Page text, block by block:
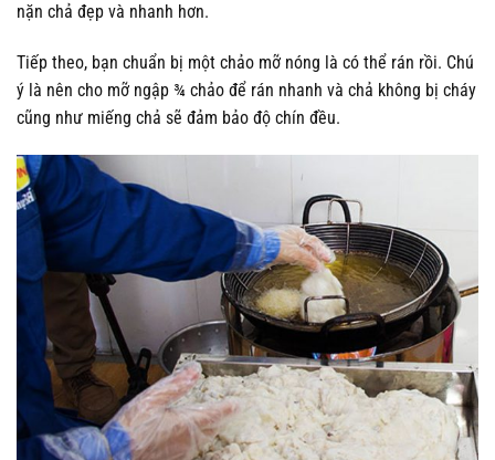
nặn chả đẹp và nhanh hơn.
Tiếp theo, bạn chuẩn bị một chảo mỡ nóng là có thể rán rồi. Chú
ý là nên cho mỡ ngập ¾ chảo để rán nhanh và chả không bị cháy
cũng như miếng chả sẽ đảm bảo độ chín đều.